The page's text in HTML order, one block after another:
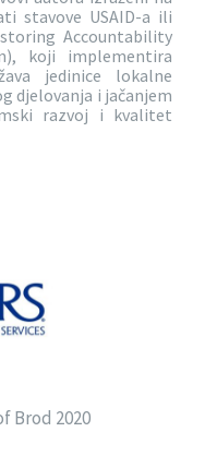
stavove USAID-a ili
Accountability
koji implementira
jedinice lokalne
djelovanja i jačanjem
razvoj i kvalitet
Brod 2020